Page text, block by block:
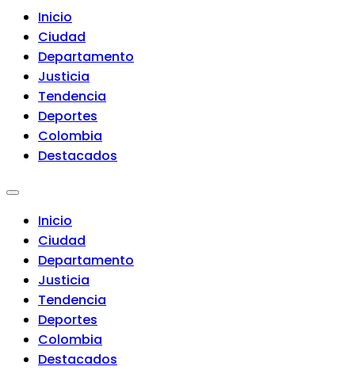
Inicio
Ciudad
Departamento
Justicia
Tendencia
Deportes
Colombia
Destacados
Inicio
Ciudad
Departamento
Justicia
Tendencia
Deportes
Colombia
Destacados